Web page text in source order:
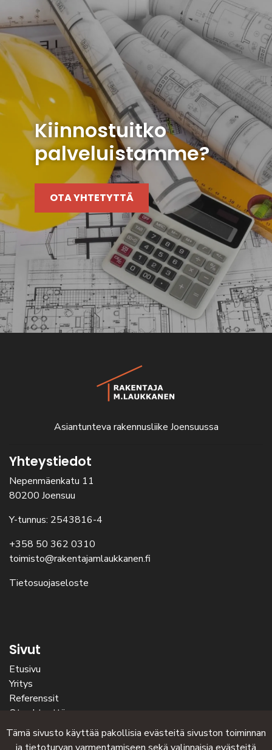
Tämä sivusto käyttää pakollisia evästeitä sivuston toiminnan
Kiinnostuitko
palveluistamme?
OTA YHTETYTTÄ
Asiantunteva rakennusliike Joensuussa
Yhteystiedot
Nepenmäenkatu 11
80200 Joensuu
Y-tunnus: 2543816-4
+358 50 362 0310
toimisto@rakentajamlaukkanen.fi
Tietosuojaseloste
Sivut
Etusivu
Yritys
Referenssit
Ota yhteyttä